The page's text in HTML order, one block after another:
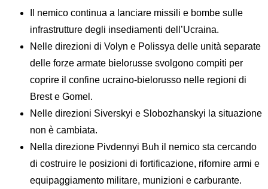
Il nemico continua a lanciare missili e bombe sulle
infrastrutture degli insediamenti dell’Ucraina.
Nelle direzioni di Volyn e Polissya delle unità separate
delle forze armate bielorusse svolgono compiti per
coprire il confine ucraino-bielorusso nelle regioni di
Brest e Gomel.
Nelle direzioni Siverskyi e Slobozhanskyi la situazione
non è cambiata.
Nella direzione Pivdennyi Buh il nemico sta cercando
di costruire le posizioni di fortificazione, rifornire armi e
equipaggiamento militare, munizioni e carburante.